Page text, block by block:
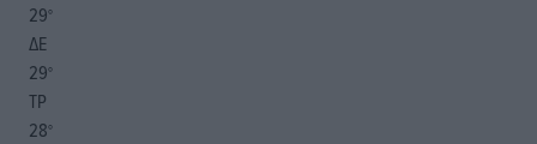
29°
ΔΕ
29°
ΤΡ
28°